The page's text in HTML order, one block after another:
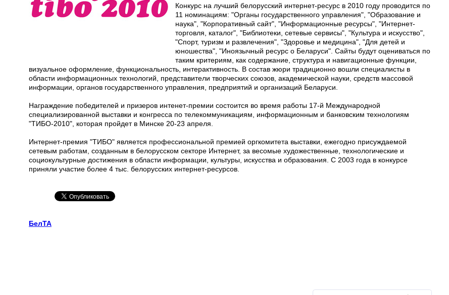
Конкурс на лучший белорусский интернет-ресурс в 2010 году проводится по
11 номинациям: "Органы государственного управления", "Образование и
наука", "Корпоративный сайт", "Информационные ресурсы", "Интернет-
торговля, каталог", "Библиотеки, сетевые сервисы", "Культура и искусство",
"Спорт, туризм и развлечения", "Здоровье и медицина", "Для детей и
юношества", "Иноязычный ресурс о Беларуси". Сайты будут оцениваться по
таким критериям, как содержание, структура и навигационные функции,
визуальное оформление, функциональность, интерактивность. В состав жюри традиционно вошли специалисты в
области информационных технологий, представители творческих союзов, академической науки, средств массовой
информации, органов государственного управления, предприятий и организаций Беларуси.
Награждение победителей и призеров интенет-премии состоится во время работы 17-й Международной
специализированной выставки и конгресса по телекоммуникациям, информационным и банковским технологиям
"ТИБО-2010", которая пройдет в Минске 20-23 апреля.
Интернет-премия "ТИБО" является профессиональной премией оргкомитета выставки, ежегодно присуждаемой
сетевым работам, созданным в белорусском секторе Интернет, за весомые художественные, технологические и
социокультурные достижения в области информации, культуры, искусства и образования. С 2003 года в конкурсе
приняли участие более 4 тыс. белорусских интернет-ресурсов.
БелТА